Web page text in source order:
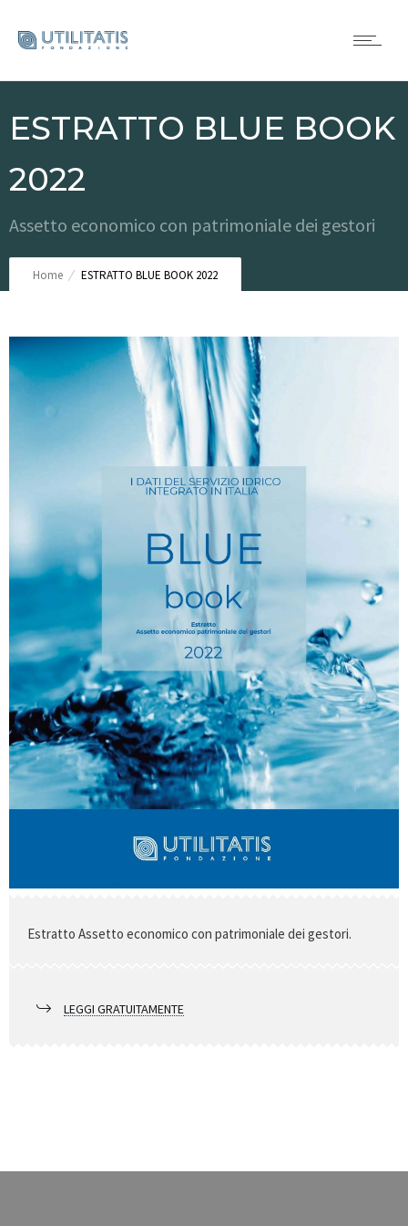
ESTRATTO BLUE BOOK
2022
Assetto economico con patrimoniale dei gestori
Home ESTRATTO BLUE BOOK 2022
Estratto Assetto economico con patrimoniale dei gestori.
LEGGI GRATUITAMENTE